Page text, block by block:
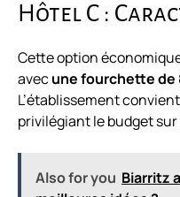
Hôtel C :
Cette option
avecune fourchette de
L’établissement
privilégiant le budget sur
Also for you Biarritz